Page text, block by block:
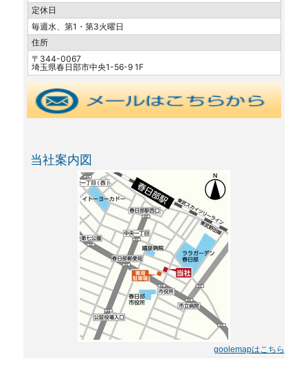
定休日
毎週水、第1・第3火曜日
住所
〒344-0067
埼玉県春日部市中央1-56-9 1F
当社案内図
goolemapはこちら